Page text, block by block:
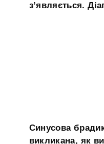
з’являється.
Синусова
викликана, як